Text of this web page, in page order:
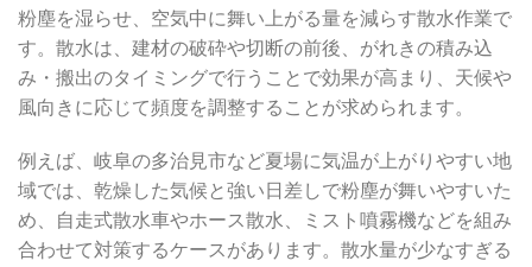
粉塵を湿らせ、空気中に舞い上がる量を減らす散水作業で
す。散水は、建材の破砕や切断の前後、がれきの積み込
み・搬出のタイミングで行うことで効果が高まり、天候や
風向きに応じて頻度を調整することが求められます。
例えば、岐阜の多治見市など夏場に気温が上がりやすい地
域では、乾燥した気候と強い日差しで粉塵が舞いやすいた
め、自走式散水車やホース散水、ミスト噴霧機などを組み
合わせて対策するケースがあります。散水量が少なすぎる